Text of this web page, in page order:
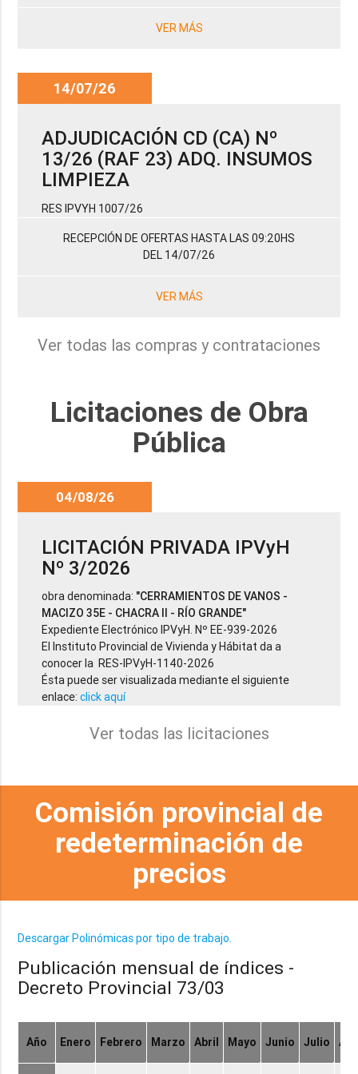
VER MÁS
14/07/26
ADJUDICACIÓN CD (CA) Nº
13/26 (RAF 23) ADQ. INSUMOS
LIMPIEZA
RES IPVYH 1007/26
RECEPCIÓN DE OFERTAS HASTA LAS 09:20HS
DEL 14/07/26
VER MÁS
Ver todas las compras y contrataciones
Licitaciones de Obra
Pública
04/08/26
LICITACIÓN PRIVADA IPVyH
Nº 3/2026
obra denominada: "CERRAMIENTOS DE VANOS -
MACIZO 35E - CHACRA II - RÍO GRANDE"
Expediente Electrónico IPVyH. Nº EE-939-2026
El Instituto Provincial de Vivienda y Hábitat da a
conocer la RES-IPVyH-1140-2026
Ésta puede ser visualizada mediante el siguiente
enlace:click aquí
Ver todas las licitaciones
Comisión provincial de
redeterminación de
precios
Descargar Polinómicas por tipo de trabajo.
Publicación mensual de índices -
Decreto Provincial 73/03
Año Enero Febrero Marzo Abril Mayo Junio Julio